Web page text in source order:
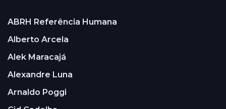
ABRH Referência Humana
Alberto Arcela
Alek Maracajá
Alexandre Luna
Arnaldo Poggi